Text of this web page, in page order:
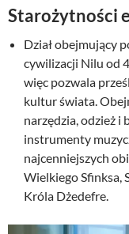
Starożytności
Dział obejmujący
cywilizacji Nilu od
więc pozwala
kultur świata.
narzędzia, odzież i
instrumenty
najcenniejszych
Wielkiego Sfinksa,
Króla Dżedefre.